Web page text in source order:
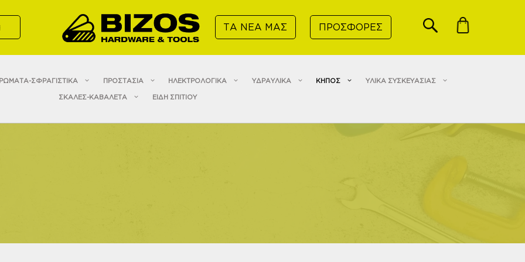
ΤΑ ΝΕΑ ΜΑΣ ΠΡΟΣΦΟΡΕΣ
ΣΦΡΑΓΙΣΤΙΚΑ ΠΡΟΣΤΑΣΙΑ ΗΛΕΚΤΡΟΛΟΓΙΚΑ ΥΔΡΑΥΛΙΚΑ ΚΗΠΟΣ ΥΛΙΚΑ ΣΥΣΚΕΥΑΣΙΑΣ
ΣΚΑΛΕΣ-ΚΑΒΑΛΕΤΑ ΕΙΔΗ ΣΠΙΤΙΟΥ